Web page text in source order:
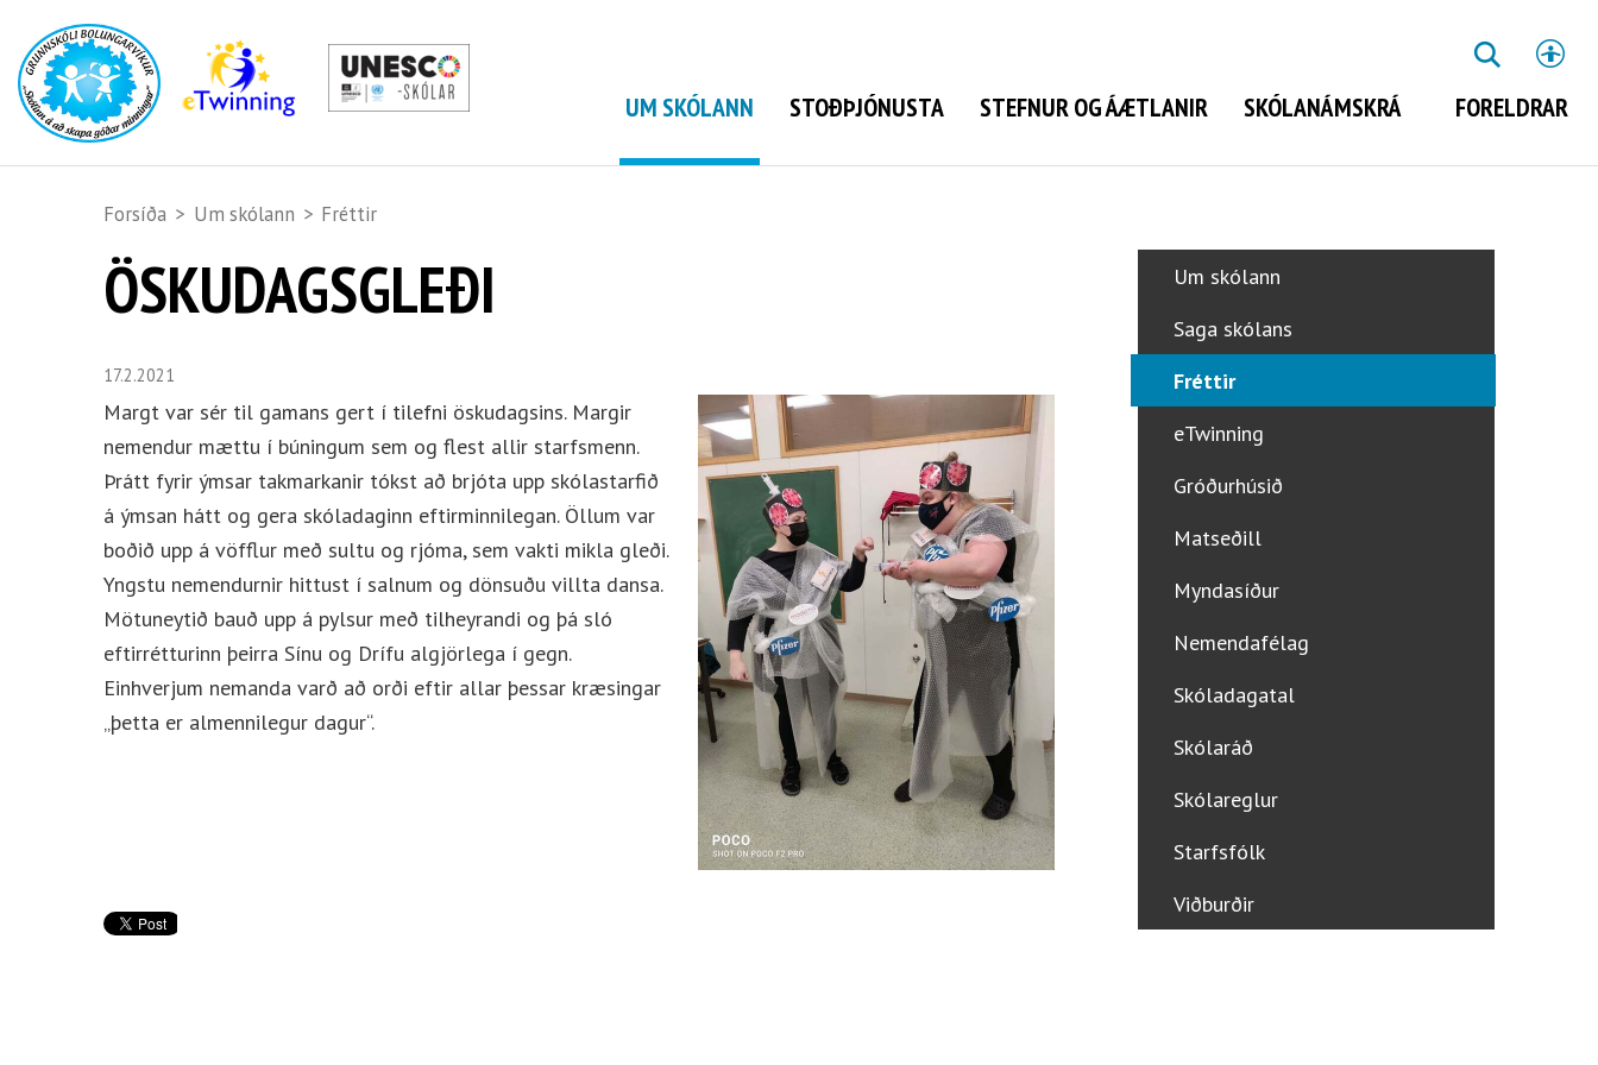
ÖSKUDAGSGLEÐI
17.2.2021
Margt var sér til gamans gert í tilefni öskudagsins. Margir
nemendur mættu í búningum sem og flest allir starfsmenn.
Þrátt fyrir ýmsar takmarkanir tókst að brjóta upp skólastarfið
á ýmsan hátt og gera skóladaginn eftirminnilegan. Öllum var
boðið upp á vöfflur með sultu og rjóma, sem vakti mikla gleði.
Yngstu nemendurnir hittust í salnum og dönsuðu villta dansa.
Mötuneytið bauð upp á pylsur með tilheyrandi og þá sló
eftirrétturinn þeirra Sínu og Drífu algjörlega í gegn.
Einhverjum nemanda varð að orði eftir allar þessar kræsingar
„þetta er almennilegur dagur“.
Forsíða > Um skólann > Fréttir
UM SKÓLANN STOÐÞJÓNUSTA STEFNUR OG ÁÆTLANIR SKÓLANÁMSKRÁ FORELDRAR
LEITA
Um skólann
Saga skólans
Fréttir
eTwinning
Gróðurhúsið
Matseðill
Myndasíður
Nemendafélag
Skóladagatal
Skólaráð
Skólareglur
Starfsfólk
Viðburðir